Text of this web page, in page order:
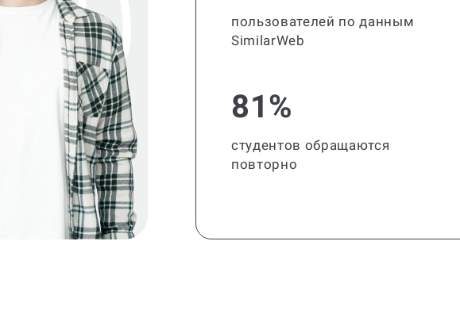
пользователей по данным
SimilarWeb
81%
студентов обращаются
повторно